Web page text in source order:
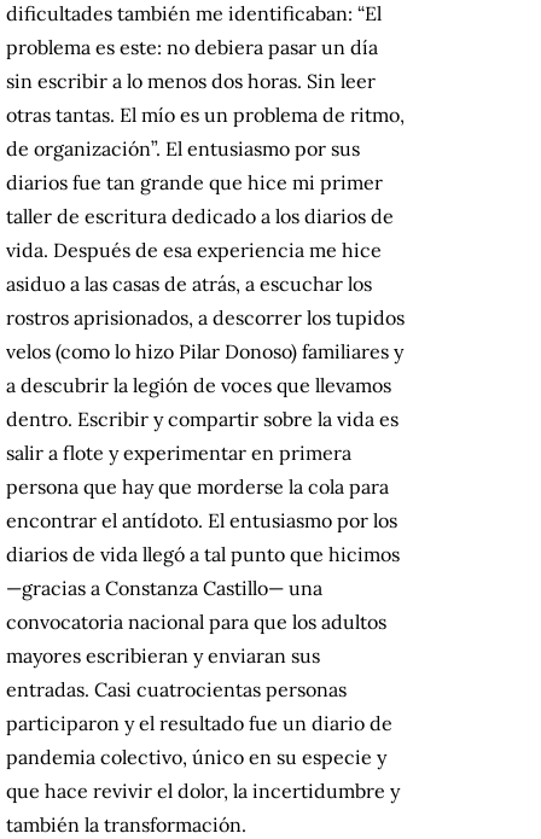
dificultades también me identificaban: “El
problema es este: no debiera pasar un día
sin escribir a lo menos dos horas. Sin leer
otras tantas. El mío es un problema de ritmo,
de organización”. El entusiasmo por sus
diarios fue tan grande que hice mi primer
taller de escritura dedicado a los diarios de
vida. Después de esa experiencia me hice
asiduo a las casas de atrás, a escuchar los
rostros aprisionados, a descorrer los tupidos
velos (como lo hizo Pilar Donoso) familiares y
a descubrir la legión de voces que llevamos
dentro. Escribir y compartir sobre la vida es
salir a flote y experimentar en primera
persona que hay que morderse la cola para
encontrar el antídoto. El entusiasmo por los
diarios de vida llegó a tal punto que hicimos
—gracias a Constanza Castillo— una
convocatoria nacional para que los adultos
mayores escribieran y enviaran sus
entradas. Casi cuatrocientas personas
participaron y el resultado fue un diario de
pandemia colectivo, único en su especie y
que hace revivir el dolor, la incertidumbre y
también la transformación.